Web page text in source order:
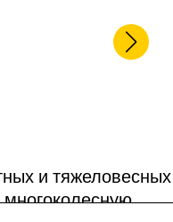
и тяжеловесных